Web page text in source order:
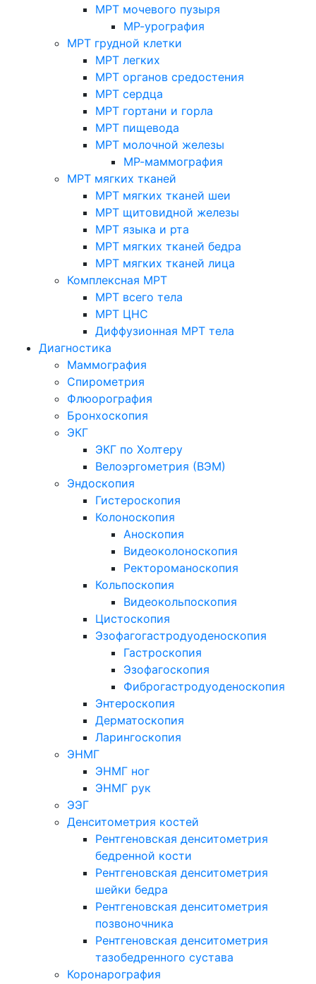
МРТ мочевого пузыря
МР-урография
МРТ грудной клетки
МРТ легких
МРТ органов средостения
МРТ сердца
МРТ гортани и горла
МРТ пищевода
МРТ молочной железы
МР-маммография
МРТ мягких тканей
МРТ мягких тканей шеи
МРТ щитовидной железы
МРТ языка и рта
МРТ мягких тканей бедра
МРТ мягких тканей лица
Комплексная МРТ
МРТ всего тела
МРТ ЦНС
Диффузионная МРТ тела
Диагностика
Маммография
Спирометрия
Флюорография
Бронхоскопия
ЭКГ
ЭКГ по Холтеру
Велоэргометрия (ВЭМ)
Эндоскопия
Гистероскопия
Колоноскопия
Аноскопия
Видеоколоноскопия
Ректороманоскопия
Кольпоскопия
Видеокольпоскопия
Цистоскопия
Эзофагогастродуоденоскопия
Гастроскопия
Эзофагоскопия
Фиброгастродуоденоскопия
Энтероскопия
Дерматоскопия
Ларингоскопия
ЭНМГ
ЭНМГ ног
ЭНМГ рук
ЭЭГ
Денситометрия костей
Рентгеновская денситометрия
бедренной кости
Рентгеновская денситометрия
шейки бедра
Рентгеновская денситометрия
позвоночника
Рентгеновская денситометрия
тазобедренного сустава
Коронарография